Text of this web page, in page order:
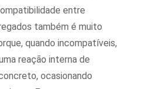
entre
também é muito
quando incompatíveis,
reação interna de
ocasionando